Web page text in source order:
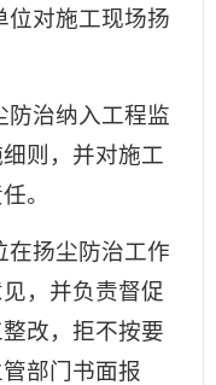
位对施工现场扬
防治纳入工程监
则，并对施工
。
在扬尘防治工作
，并负责督促
改，拒不按要
部门书面报